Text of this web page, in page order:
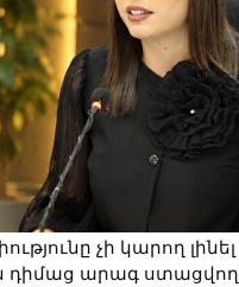
չի կարող լինել
դիմաց արագ ստացվող